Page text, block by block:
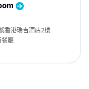
香港瑞吉酒店2樓
餐廳